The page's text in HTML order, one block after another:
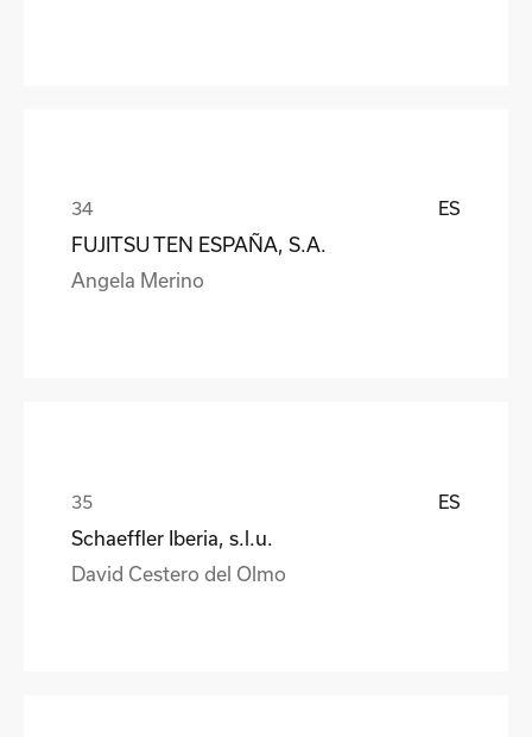
ES
FUJITSU TEN ESPAÑA, S.A.
Angela Merino
ES
Schaeffler Iberia, s.l.u.
David Cestero del Olmo